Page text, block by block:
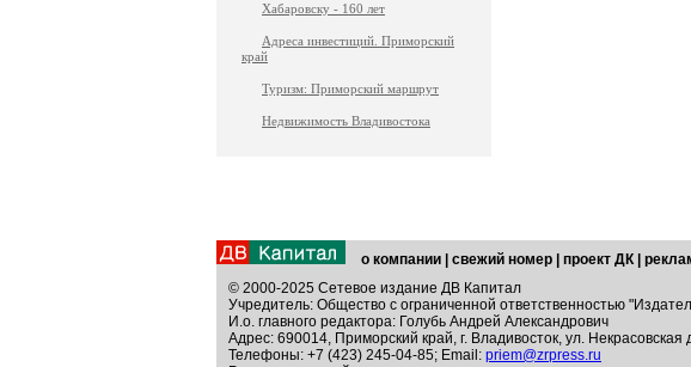
Хабаровску - 160 лет
Адреса инвестиций. Приморский
край
Туризм: Приморский маршрут
Недвижимость Владивостока
о компании свежий номер проект ДК
© 2000-2025 Сетевое издание ДВ Капитал
Учредитель: Общество с ограниченной ответственностью
И.о. главного редактора: Голубь Андрей Александрович
Адрес: 690014, Приморский край, г. Владивосток, ул.
Телефоны: +7 (423) 245-04-85; Email: priem@zrpress.ru